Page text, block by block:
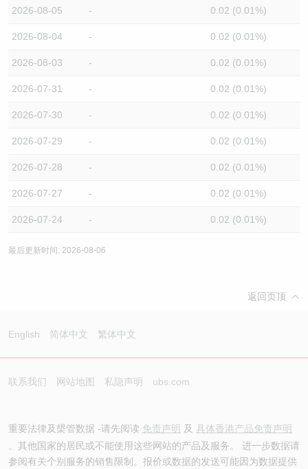
2026-08-05 - 0.02 (0.01%)
2026-08-04 - 0.02 (0.01%)
2026-08-03 - 0.02 (0.01%)
2026-07-31 - 0.02 (0.01%)
2026-07-30 - 0.02 (0.01%)
2026-07-29 - 0.02 (0.01%)
2026-07-28 - 0.02 (0.01%)
2026-07-27 - 0.02 (0.01%)
2026-07-24 - 0.02 (0.01%)
最后更新时间: 2026-08-06
返回页顶
English 简体中文 繁体中文
联系我们 网站地图 私隐声明 ubs.com
重要法律及槼管数据 -请先阅读 免责声明 及 具体香港产品免责声明
。其他国家的居民或不能使用这些网站的产品及服务。 进一步数据请
参阅有关个别服务的销售限制。报价或数据的发送可能因为数据提供